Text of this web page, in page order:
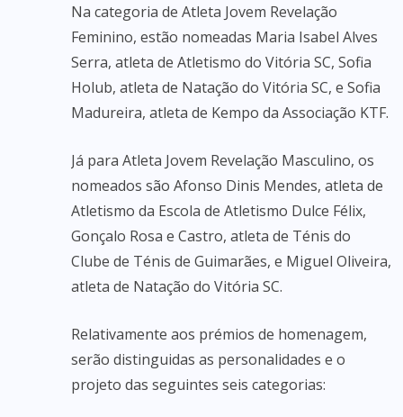
Na categoria de Atleta Jovem Revelação
Feminino, estão nomeadas Maria Isabel Alves
Serra, atleta de Atletismo do Vitória SC, Sofia
Holub, atleta de Natação do Vitória SC, e Sofia
Madureira, atleta de Kempo da Associação KTF.
Já para Atleta Jovem Revelação Masculino, os
nomeados são Afonso Dinis Mendes, atleta de
Atletismo da Escola de Atletismo Dulce Félix,
Gonçalo Rosa e Castro, atleta de Ténis do
Clube de Ténis de Guimarães, e Miguel Oliveira,
atleta de Natação do Vitória SC.
Relativamente aos prémios de homenagem,
serão distinguidas as personalidades e o
projeto das seguintes seis categorias: